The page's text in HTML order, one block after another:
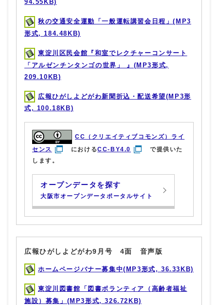
94.55KB)
秋の交通安全運動「一般運転講習会日程」(MP3
形式, 184.48KB)
東淀川区民会館『和室でレクチャーコンサート
「アルゼンチンタンゴの世界」 』(MP3形式,
209.10KB)
広報ひがしよどがわ新聞折込・配送希望(MP3形
式, 100.18KB)
CC（クリエイティブコモンズ）ライ
センス
におけるCC-BY4.0
で提供いた
します。
オープンデータを探す
大阪市オープンデータポータルサイト
広報ひがしよどがわ9月号 4面 音声版
ホームページバナー募集中(MP3形式, 36.33KB)
東淀川図書館「図書ボランティア（高齢者福祉
施設）募集」(MP3形式, 326.72KB)